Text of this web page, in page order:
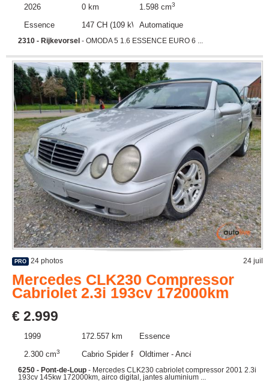
2026 0 km 1.598 cm3
Essence 147 CH (109 kW)Automatique
2310 - Rijkevorsel - OMODA 5 1.6 ESSENCE EURO 6 ...
PRO 24 photos 24 juil
Mercedes CLK230 Compressor
Cabriolet 2.3i 193cv 172000km
€ 2.999
1999 172.557 km
Essence
2.300 cm3 Cabrio Spider RoadsterOldtimer - Ancêtre
6250 - Pont-de-Loup - Mercedes CLK230 cabriolet compressor 2001 2.3i
193cv 145kw 172000km, airco digital, jantes aluminium ...